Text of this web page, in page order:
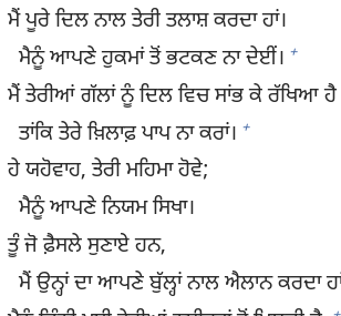
ਮੈਂ ਪੂਰੇ ਦਿਲ ਨਾਲ ਤੇਰੀ ਤਲਾਸ਼ ਕਰਦਾ ਹਾਂ।
ਮੈਨੂੰ ਆਪਣੇ ਹੁਕਮਾਂ ਤੋਂ ਭਟਕਣ ਨਾ ਦੇਈਂ। +
ਮੈਂ ਤੇਰੀਆਂ ਗੱਲਾਂ ਨੂੰ ਦਿਲ ਵਿਚ ਸਾਂਭ ਕੇ ਰੱਖਿਆ ਹੈ
ਤਾਂਕਿ ਤੇਰੇ ਖ਼ਿਲਾਫ਼ ਪਾਪ ਨਾ ਕਰਾਂ। +
ਹੇ ਯਹੋਵਾਹ, ਤੇਰੀ ਮਹਿਮਾ ਹੋਵੇ;
ਮੈਨੂੰ ਆਪਣੇ ਨਿਯਮ ਸਿਖਾ।
ਤੂੰ ਜੋ ਫ਼ੈਸਲੇ ਸੁਣਾਏ ਹਨ,
ਮੈਂ ਉਨ੍ਹਾਂ ਦਾ ਆਪਣੇ ਬੁੱਲ੍ਹਾਂ ਨਾਲ ਐਲਾਨ ਕਰਦਾ